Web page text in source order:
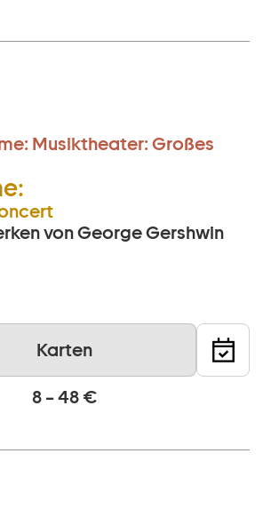
Musiktheater: Großes
von George Gershwin
Karten
8 – 48 €